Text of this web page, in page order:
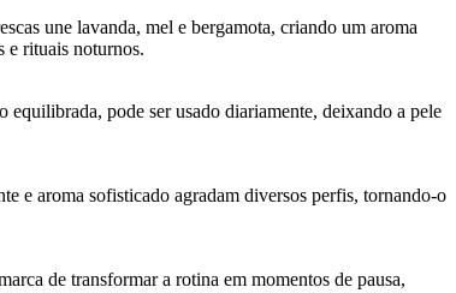
une lavanda, mel e bergamota, criando um aroma
e rituais noturnos.
equilibrada, pode ser usado diariamente, deixando a pele
e aroma sofisticado agradam diversos perfis, tornando-o
de transformar a rotina em momentos de pausa,